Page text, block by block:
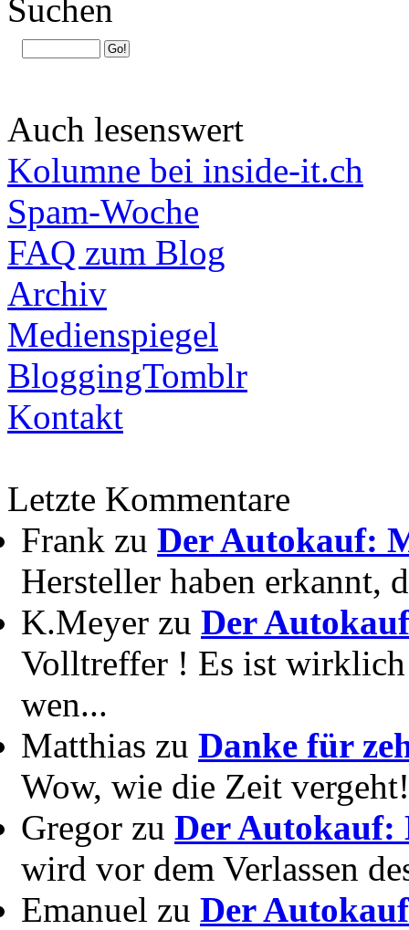
Suchen
Auch lesenswert
Kolumne bei inside-it.ch
Spam-Woche
FAQ zum Blog
Archiv
Medienspiegel
BloggingTomblr
Kontakt
Letzte Kommentare
Frank zu Der Autokauf:
Hersteller haben erkannt,
K.Meyer zu Der
Volltreffer ! Es ist wirklich
wen...
Matthias zu Danke für
Wow, wie die Zeit
Gregor zu Der Autokauf:
wird vor dem Verlassen
Emanuel zu Der